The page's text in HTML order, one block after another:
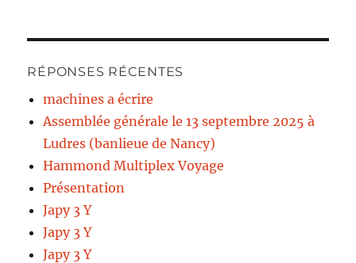
RÉPONSES RÉCENTES
machines a écrire
Assemblée générale le 13 septembre 2025 à
Ludres (banlieue de Nancy)
Hammond Multiplex Voyage
Présentation
Japy 3 Y
Japy 3 Y
Japy 3 Y